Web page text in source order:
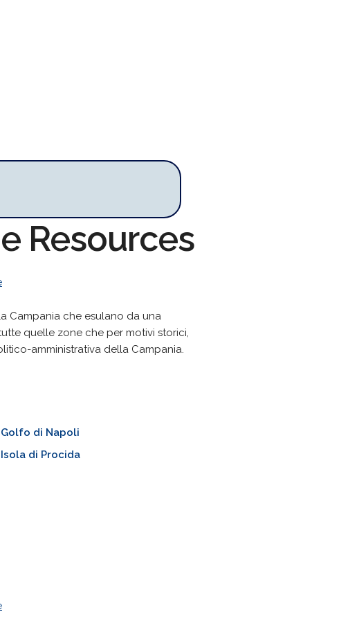
Resources
Campania che esulano da una
quelle zone che per motivi storici,
amministrativa della Campania.
Golfo di Napoli
Isola di Procida